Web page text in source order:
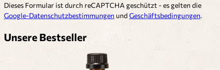
Dieses Formular ist durch reCAPTCHA geschützt - es gelten die
Google-Datenschutzbestimmungen undGeschäftsbedingungen.
Unsere Bestseller